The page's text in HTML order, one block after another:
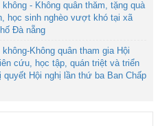
- Không quân thăm, tặng quà
học sinh nghèo vượt khó tại xã
Đà nẵng
Không quân tham gia Hội
cứu, học tập, quán triệt và triển
quyết Hội nghị lần thứ ba Ban Chấp